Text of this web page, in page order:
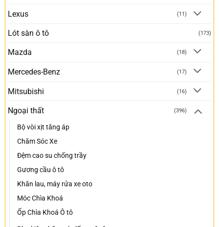
Lexus (11)
Lót sàn ô tô (173)
Mazda (18)
Mercedes-Benz (17)
Mitsubishi (16)
Ngoại thất (396)
Bộ vòi xịt tăng áp
Chăm Sóc Xe
Đệm cao su chống trầy
Gương cầu ô tô
Khăn lau, máy rửa xe oto
Móc Chìa Khoá
Ốp Chìa Khoá Ô tô